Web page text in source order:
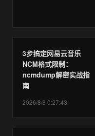
3步搞定网易云音乐
NCM格式限制：
ncmdump解密实战指
南
2026/8/8 0:27:43